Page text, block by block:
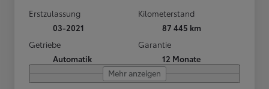
Erstzulassung
03-2021
Kilometerstand
87 445 km
Getriebe
Automatik
Garantie
12 Monate
Mehr anzeigen